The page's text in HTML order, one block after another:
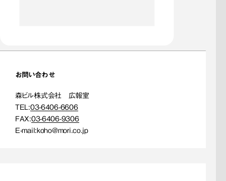
お問い合わせ
森ビル株式会社 広報室
TEL:03-6406-6606
FAX:03-6406-9306
E-mail:koho@mori.co.jp